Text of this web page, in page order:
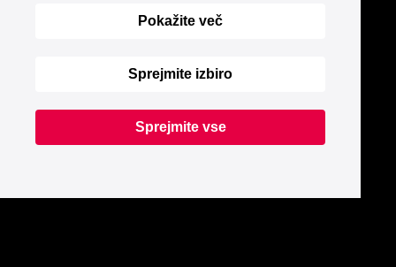
Pokažite več
Sprejmite izbiro
Sprejmite vse